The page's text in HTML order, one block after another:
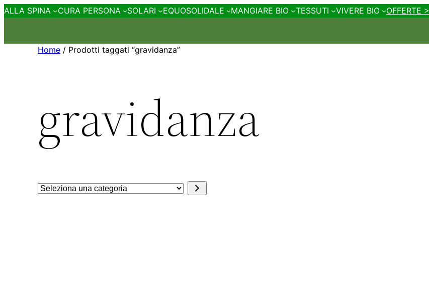
ALLA SPINA CURA PERSONA SOLARI EQUOSOLIDALE MANGIARE BIO TESSUTI VIVERE BIO OFFERTE >
Home / Prodotti taggati “gravidanza”
gravidanza
Seleziona